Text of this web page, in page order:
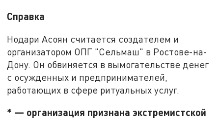
Справка
Нодари Асоян считается создателем и
организатором ОПГ "Сельмаш" в Ростове-на-
Дону. Он обвиняется в вымогательстве денег
с осужденных и предпринимателей,
работающих в сфере ритуальных услуг.
* — организация признана экстремистской